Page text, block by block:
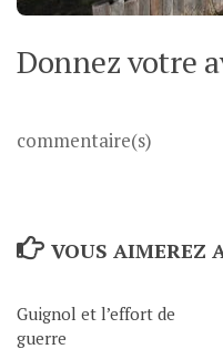
Donnez votre
commentaire(s)
VOUS AIMEREZ
Guignol et l’effort de
guerre